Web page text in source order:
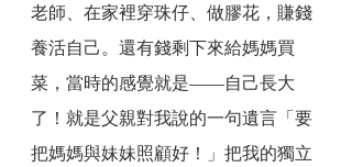
老師、在家裡穿珠仔、做膠花，賺錢
養活自己。還有錢剩下來給媽媽買
菜，當時的感覺就是——自己長大
了！就是父親對我說的一句遺言「要
把媽媽與妹妹照顧好！」把我的獨立